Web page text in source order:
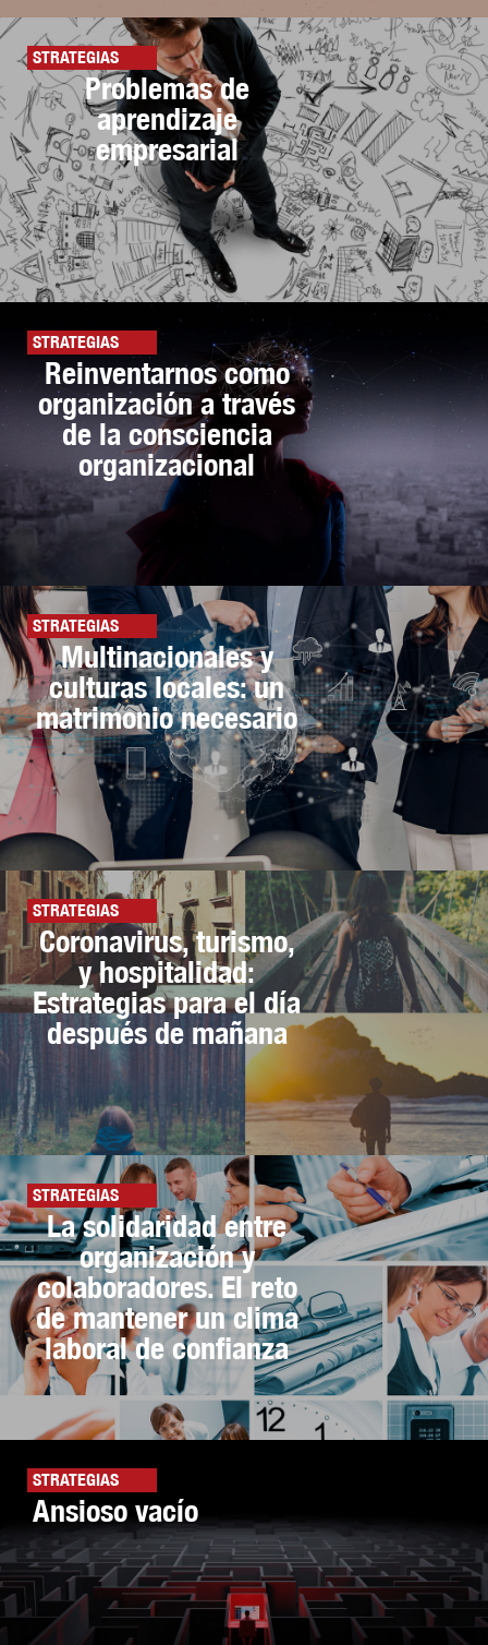
STRATEGIAS
Problemas de
aprendizaje
empresarial
STRATEGIAS
Reinventarnos como
organización a través
de la consciencia
organizacional
STRATEGIAS
Multinacionales y
culturas locales: un
matrimonio necesario
STRATEGIAS
Coronavirus, turismo,
y hospitalidad:
Estrategias para el día
después de mañana
STRATEGIAS
La solidaridad entre
organización y
colaboradores. El reto
de mantener un clima
laboral de confianza
STRATEGIAS
Ansioso vacío